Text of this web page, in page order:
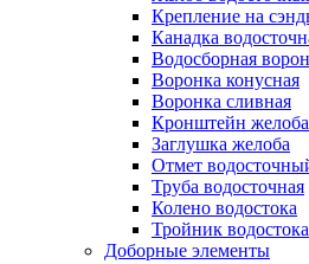
Крепление на
Канадка
Водосборная
Воронка конусная
Воронка сливная
Кронштейн желоба
Заглушка желоба
Отмет
Труба водосточная
Колено водостока
Тройник водостока
Доборные элементы